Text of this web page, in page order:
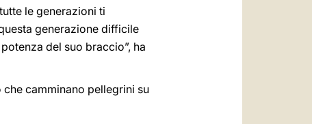
le generazioni ti
generazione difficile
del suo braccio”, ha
camminano pellegrini su